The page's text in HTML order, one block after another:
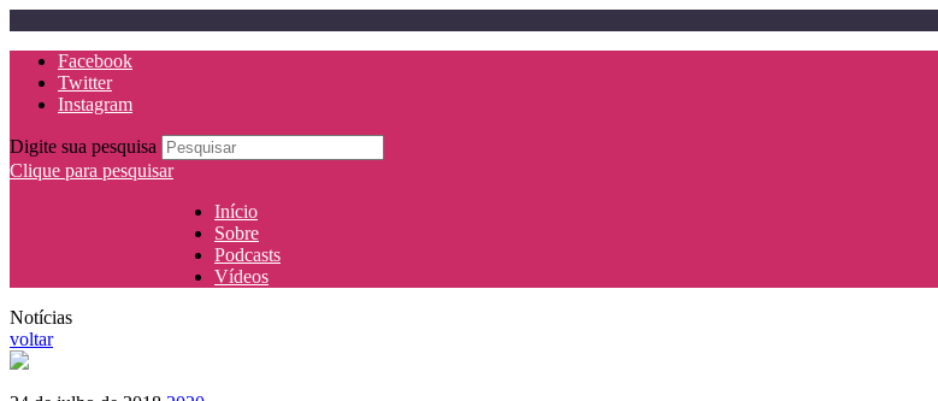
Facebook
Twitter
Instagram
Digite sua pesquisa
Clique para pesquisar
Início
Sobre
Podcasts
Vídeos
Notícias
voltar